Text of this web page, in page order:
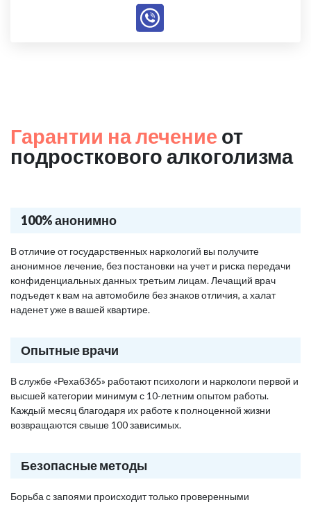
Гарантии на лечение от
подросткового алкоголизма
100% анонимно
В отличие от государственных наркологий вы получите
анонимное лечение, без постановки на учет и риска передачи
конфиденциальных данных третьим лицам. Лечащий врач
подъедет к вам на автомобиле без знаков отличия, а халат
наденет уже в вашей квартире.
Опытные врачи
В службе «Рехаб365» работают психологи и наркологи первой и
высшей категории минимум с 10-летним опытом работы.
Каждый месяц благодаря их работе к полноценной жизни
возвращаются свыше 100 зависимых.
Безопасные методы
Борьба с запоями происходит только проверенными